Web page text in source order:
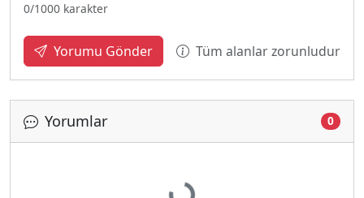
0/1000 karakter
Yorumu Gönder Tüm alanlar zorunludur
Yorumlar 0
Yükleniyor...